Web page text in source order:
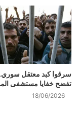
سرقوا كبد معتقل
تفضح خفايا مستشفى
18/06/2026